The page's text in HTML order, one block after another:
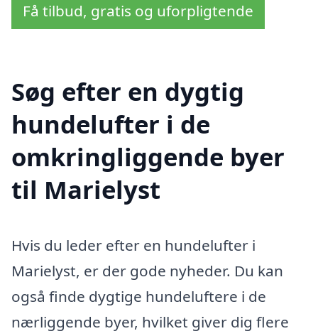
Få tilbud, gratis og uforpligtende
Søg efter en dygtig
hundelufter i de
omkringliggende byer
til Marielyst
Hvis du leder efter en hundelufter i
Marielyst, er der gode nyheder. Du kan
også finde dygtige hundeluftere i de
nærliggende byer, hvilket giver dig flere